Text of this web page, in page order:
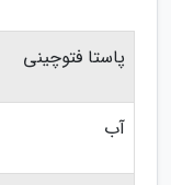
پاستا فتوچینی
آب